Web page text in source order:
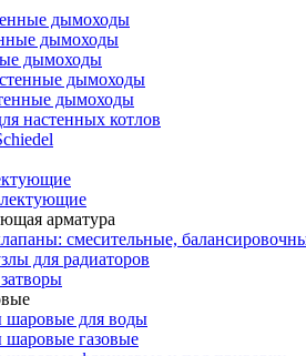
дымоходы
дымоходы
дымоходы
дымоходы
дымоходы
настенных котлов
арматура
смесительные,
для радиаторов
для воды
газовые